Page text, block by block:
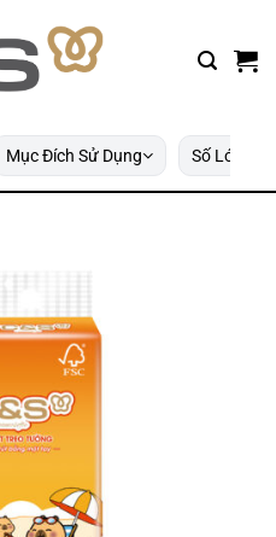
Mục Đích Sử Dụng Số Lớp